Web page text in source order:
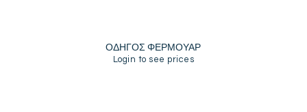
ΟΔΗΓΟΣ ΦΕΡΜΟΥΑΡ
Login to see prices